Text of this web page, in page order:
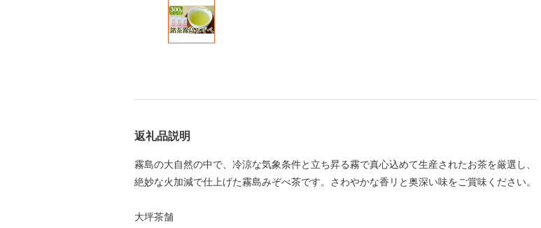
返礼品説明
霧島の大自然の中で、冷涼な気象条件と立ち昇る霧で真心込めて生産されたお茶を厳選し、
絶妙な火加減で仕上げた霧島みぞべ茶です。さわやかな香リと奥深い味をご賞味ください。
大坪茶舗